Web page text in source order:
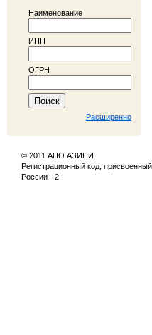
Наименование
ИНН
ОГРН
Расширенно
© 2011 АНО АЗИПИ
Регистрационный код,
России - 2